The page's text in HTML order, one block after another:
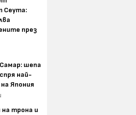
Сеута:
през
шепа
най-
Япония
на трона и